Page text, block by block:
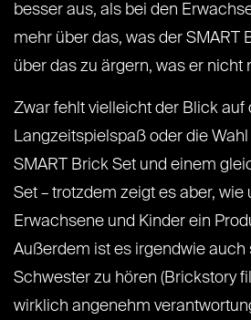
besser aus, als bei den
mehr über das, was der SMART
über das zu ärgern, was er nicht
Zwar fehlt vielleicht der Blick auf
Langzeitspielspaß oder die
SMART Brick Set und einem
Set – trotzdem zeigt es aber,
Erwachsene und Kinder ein
Außerdem ist es irgendwie auch
Schwester zu hören (Brickstory
wirklich angenehm